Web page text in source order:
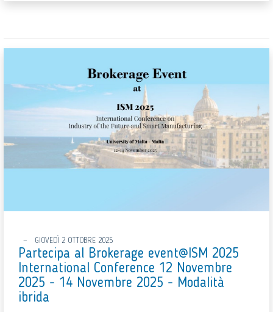
GIOVEDÌ 2 OTTOBRE 2025
Partecipa al Brokerage event@ISM 2025
International Conference 12 Novembre
2025 - 14 Novembre 2025 - Modalità
ibrida